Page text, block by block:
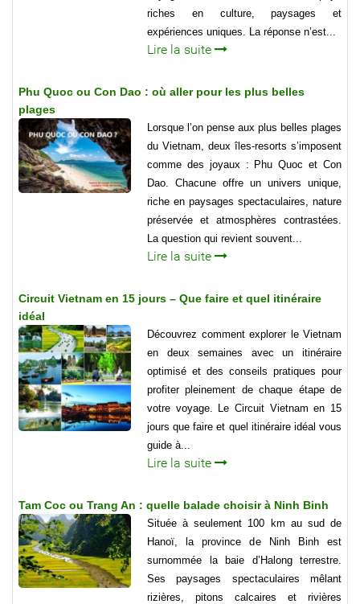
riches en culture, paysages et
expériences uniques. La réponse n’est...
Lire la suite
Phu Quoc ou Con Dao : où aller pour les plus belles
plages
Lorsque l’on pense aux plus belles plages
du Vietnam, deux îles-resorts s’imposent
comme des joyaux : Phu Quoc et Con
Dao. Chacune offre un univers unique,
riche en paysages spectaculaires, nature
préservée et atmosphères contrastées.
La question qui revient souvent...
Lire la suite
Circuit Vietnam en 15 jours – Que faire et quel itinéraire
idéal
Découvrez comment explorer le Vietnam
en deux semaines avec un itinéraire
optimisé et des conseils pratiques pour
profiter pleinement de chaque étape de
votre voyage. Le Circuit Vietnam en 15
jours que faire et quel itinéraire idéal vous
guide à...
Lire la suite
Tam Coc ou Trang An : quelle balade choisir à Ninh Binh
Située à seulement 100 km au sud de
Hanoï, la province de Ninh Binh est
surnommée la baie d’Halong terrestre.
Ses paysages spectaculaires mêlant
rizières, pitons calcaires et rivières